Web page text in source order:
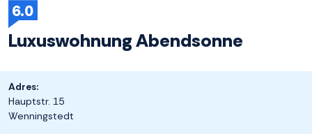
6.0
Luxuswohnung Abendsonne
Adres:
Hauptstr. 15
Wenningstedt